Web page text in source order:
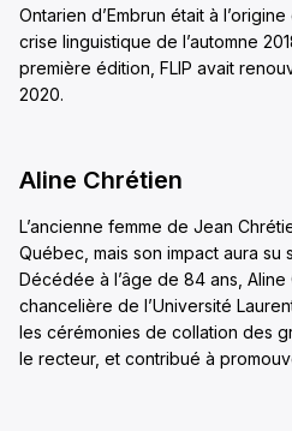
Ontarien d’Embrun était à
crise linguistique de l’automne
première édition, FLIP avait
2020.
Aline Chrétien
L’ancienne femme de Jean
Québec, mais son impact aura su
Décédée à l’âge de 84 ans,
chancelière de l’Université
les cérémonies de collation des
le recteur, et contribué à